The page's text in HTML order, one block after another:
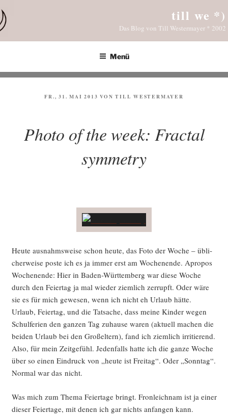
Inhalt
springen
till we *)
Das Blog von Till Westermayer * 2002
Menü
VERÖFFENTLICHT
FR., 31. MAI 2013 VONTILL WESTERMAYER
Photo of the week: Fractal
symmetry
Heu­te aus­nahms­wei­se schon heu­te, das Foto der Woche – übli­
cher­wei­se pos­te ich es ja immer erst am Wochen­en­de. Apro­pos
Wochen­en­de: Hier in Baden-Würt­tem­berg war die­se Woche
durch den Fei­er­tag ja mal wie­der ziem­lich zer­rupft. Oder wäre
sie es für mich gewe­sen, wenn ich nicht eh Urlaub hät­te.
Urlaub, Fei­er­tag, und die Tat­sa­che, dass mei­ne Kin­der wegen
Schul­fe­ri­en den gan­zen Tag zuhau­se waren (aktu­ell machen die
bei­den Urlaub bei den Groß­el­tern), fand ich ziem­lich irri­tie­rend.
Also, für mein Zeit­ge­fühl. Jeden­falls hat­te ich die gan­ze Woche
über so einen Ein­druck von „heu­te ist Frei­tag“. Oder „Sonn­tag“.
Nor­mal war das nicht.
Was mich zum The­ma Fei­er­ta­ge bringt. Fron­leich­nam ist ja einer
die­ser Fei­er­ta­ge, mit denen ich gar nichts anfan­gen kann.